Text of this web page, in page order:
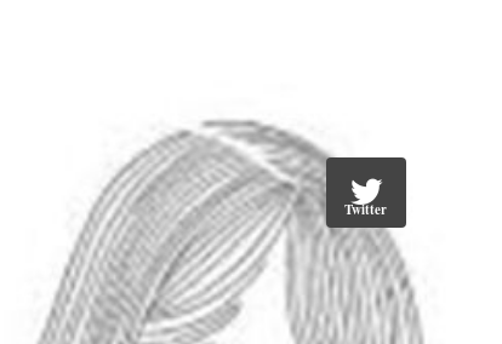
Twitter